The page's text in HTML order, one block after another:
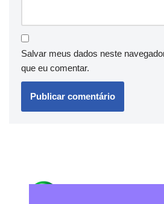
Salvar meus dados neste
que eu comentar.